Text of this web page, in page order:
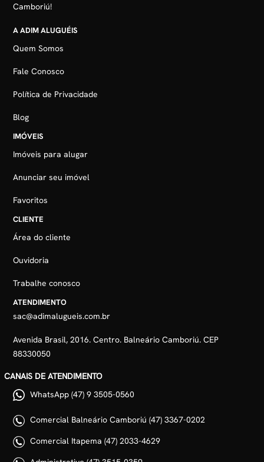
Camboriú!
A ADIM ALUGUÉIS
Quem Somos
Fale Conosco
Política de Privacidade
Blog
IMÓVEIS
Imóveis para alugar
Anunciar seu imóvel
Favoritos
CLIENTE
Área do cliente
Ouvidoria
Trabalhe conosco
ATENDIMENTO
sac@adimalugueis.com.br
Avenida Brasil, 2016. Centro. Balneário Camboriú. CEP
88330050
CANAIS DE ATENDIMENTO
WhatsApp (47) 9 3505-0560
Comercial Balneário Camboriú (47) 3367-0202
Comercial Itapema (47) 2033-4629